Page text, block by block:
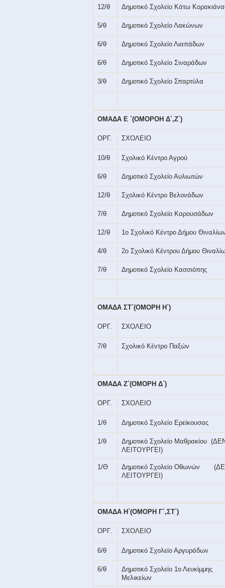
12/θ Δημοτικό Σχολείο Κάτω
5/θ Δημοτικό Σχολείο Λακώνων
6/θ Δημοτικό Σχολείο Λιαπάδων
6/θ Δημοτικό Σχολείο Σιναράδων
3/θ Δημοτικό Σχολείο Σπαρτύλα
ΟΜΑΔΑ Ε ΄(ΟΜΟΡΟΗ Δ΄,Ζ΄)
ΟΡΓ. ΣΧΟΛΕΙΟ
10/θ Σχολικό Κέντρο Αγρού
6/θ Δημοτικό Σχολείο Αυλιωτών
12/θ Σχολικό Κέντρο Βελονάδων
7/θ Δημοτικό Σχολείο Καρουσάδων
12/θ 1ο Σχολικό Κέντρο Δήμου
4/θ 2ο Σχολικό Κέντρου Δήμου
7/θ Δημοτικό Σχολείο Κασσιόπης
ΟΜΑΔΑ ΣΤ΄(ΟΜΟΡΗ Η΄)
ΟΡΓ. ΣΧΟΛΕΙΟ
7/θ Σχολικό Κέντρο Παξών
ΟΜΑΔΑ Ζ΄(ΟΜΟΡΗ Δ΄)
ΟΡΓ. ΣΧΟΛΕΙΟ
1/θ Δημοτικό Σχολείο Ερείκουσας
1/θ Δημοτικό Σχολείο Μαθρακίου
ΛΕΙΤΟΥΡΓΕΙ)
1/Θ Δημοτικό Σχολείο Οθωνών
ΛΕΙΤΟΥΡΓΕΙ)
ΟΜΑΔΑ Η΄(ΟΜΟΡΗ Γ΄,ΣΤ΄)
ΟΡΓ. ΣΧΟΛΕΙΟ
6/θ Δημοτικό Σχολείο Αργυράδων
6/θ
Δημοτικό Σχολείο 1ο Λευκίμμης
Μελικείων